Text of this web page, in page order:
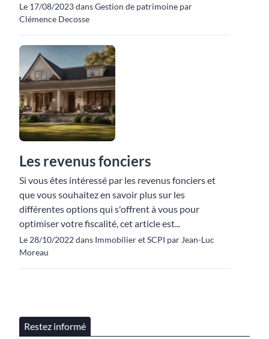
Le 17/08/2023 dans Gestion de patrimoine par
Clémence Decosse
Les revenus fonciers
Si vous êtes intéressé par les revenus fonciers et
que vous souhaitez en savoir plus sur les
différentes options qui s'offrent à vous pour
optimiser votre fiscalité, cet article est...
Le 28/10/2022 dans Immobilier et SCPI par Jean-Luc
Moreau
Restez informé